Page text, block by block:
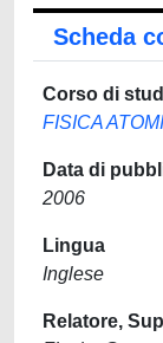
Scheda
Corso di
FISICA
Data di
2006
Lingua
Inglese
Relatore,